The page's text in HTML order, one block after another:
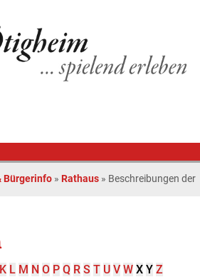
Bürgerinfo » Rathaus » Beschreibungen der
K L M N O P Q R S T U V W X Y Z